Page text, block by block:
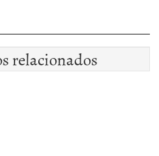
relacionados